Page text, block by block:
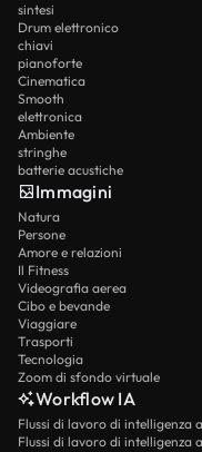
sintesi
Drum elettronico
chiavi
pianoforte
Cinematica
Smooth
elettronica
Ambiente
stringhe
batterie acustiche
Immagini
Natura
Persone
Amore e relazioni
Il Fitness
Videografia aerea
Cibo e bevande
Viaggiare
Trasporti
Tecnologia
Zoom di sfondo virtuale
Workflow IA
Flussi di lavoro di intelligenza